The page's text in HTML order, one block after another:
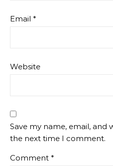
Email *
Website
Save my name, email, and
the next time I comment.
Comment *